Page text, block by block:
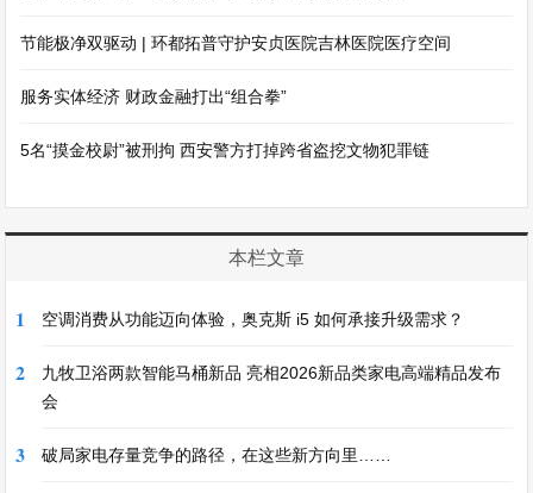
节能极净双驱动 | 环都拓普守护安贞医院吉林医院医疗空间
服务实体经济 财政金融打出“组合拳”
5名“摸金校尉”被刑拘 西安警方打掉跨省盗挖文物犯罪链
本栏文章
1 空调消费从功能迈向体验，奥克斯 i5 如何承接升级需求？
2
九牧卫浴两款智能马桶新品 亮相2026新品类家电高端精品发布
会
3 破局家电存量竞争的路径，在这些新方向里……